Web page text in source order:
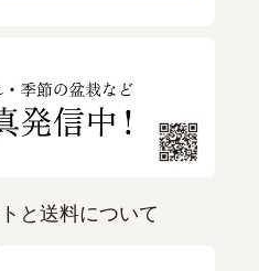
と送料について